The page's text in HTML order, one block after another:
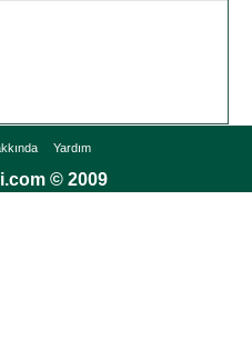
Yardım
© 2009